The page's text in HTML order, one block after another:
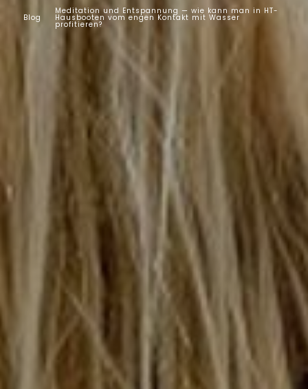
Blog
Meditation und Entspannung — wie kann man in HT-
Hausbooten vom engen Kontakt mit Wasser
profitieren?